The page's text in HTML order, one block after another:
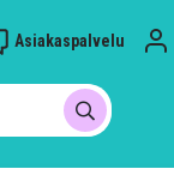
Asiakaspalvelu